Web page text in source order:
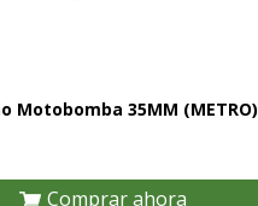
Motobomba 35MM (METRO)
Comprar ahora